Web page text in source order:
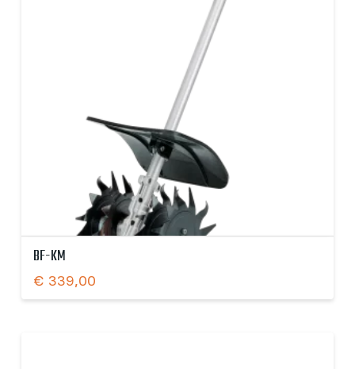
BF-KM
€ 339,00